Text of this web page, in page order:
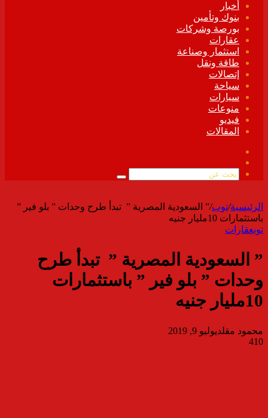
أخبار
بنوك وتأمين
بورصة وشركات
عقارات
استثمار وصناعة
طاقة ونقل
إتصالات
سياحة
سيارات
منوعات
فيديو
المقالات
الموقع
بحث
الرئيسية/توب/” السعودية المصرية ” تبدأ طرح وحدات ” بلو فير ”
باستثمارات 10مليار جنيه
توبعقارات
” السعودية المصرية ” تبدأ طرح
وحدات ” بلو فير ” باستثمارات
10مليار جنيه
محمود مقلديوليو 9, 2019
410